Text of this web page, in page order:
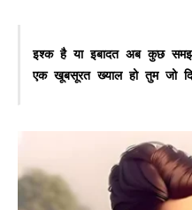
इश्क है या इबादत अब कुछ
एक खूबसूरत ख्याल हो तुम जो